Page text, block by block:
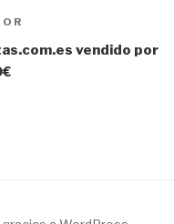
vendido por